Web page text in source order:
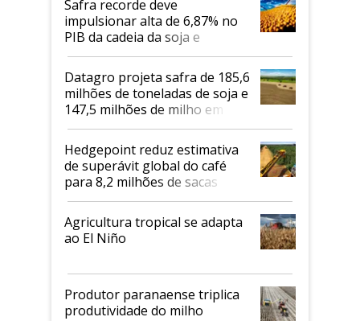
Safra recorde deve
impulsionar alta de 6,87% no
PIB da cadeia da soja e
biodiesel em 2026
Datagro projeta safra de 185,6
milhões de toneladas de soja e
147,5 milhões de milho em
2026/27
Hedgepoint reduz estimativa
de superávit global do café
para 8,2 milhões de sacas
Agricultura tropical se adapta
ao El Niño
Produtor paranaense triplica
produtividade do milho